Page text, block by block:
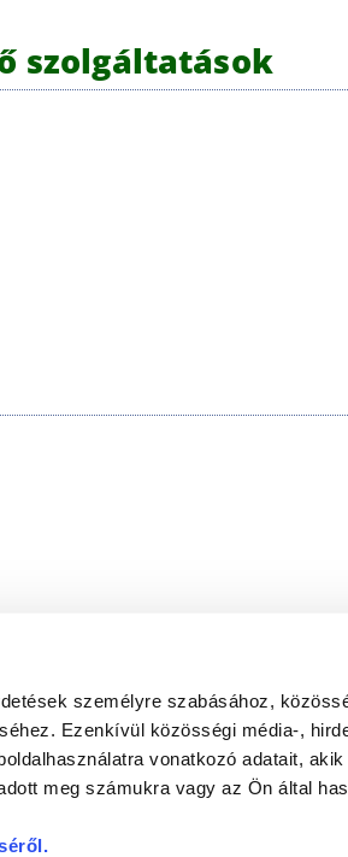
személyre szabásához,
Ezenkívül közösségi média-,
vonatkozó adatait,
meg számukra vagy az Ön által
.
szolgáltatások
KÖZÉRDEKŰ ADATOK
ADATVÉDELEM
Cím: 9023 Győr, Herman Ottó u. 22.